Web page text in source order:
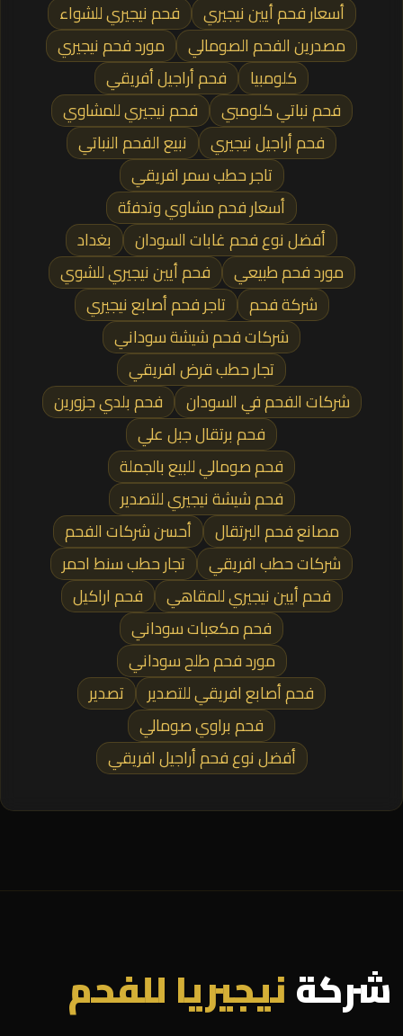
أسعار فحم أيين نيجيري
فحم نيجيري للشواء
مصدرين الفحم الصومالي
مورد فحم نيجيري
كلومبيا
فحم أراجيل أفريقي
فحم نباتي كلومبي
فحم نيجيري للمشاوي
فحم أراجيل نيجيري
نبيع الفحم النباتي
تاجر حطب سمر افريقي
أسعار فحم مشاوي وتدفئة
أفضل نوع فحم غابات السودان
بغداد
مورد فحم طبيعي
فحم أيين نيجيري للشوي
شركة فحم
تاجر فحم أصابع نيجيري
شركات فحم شيشة سوداني
تجار حطب قرض افريقي
شركات الفحم في السودان
فحم بلدي جزورين
فحم برتقال جبل علي
فحم صومالي للبيع بالجملة
فحم شيشة نيجيري للتصدير
مصانع فحم البرتقال
أحسن شركات الفحم
شركات حطب افريقي
تجار حطب سنط احمر
فحم أيين نيجيري للمقاهي
فحم اراكيل
فحم مكعبات سوداني
مورد فحم طلح سوداني
فحم أصابع افريقي للتصدير
تصدير
فحم براوي صومالي
أفضل نوع فحم أراجيل افريقي
شركةنيجيريا للفحم